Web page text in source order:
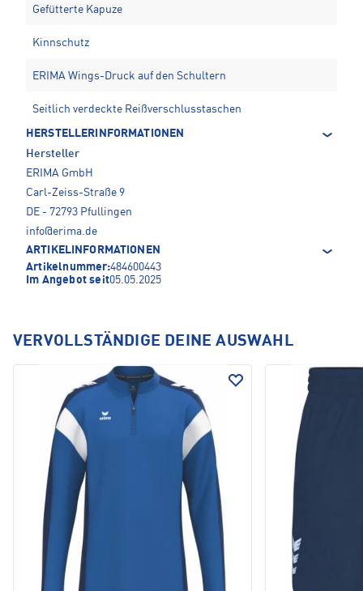
Gefütterte Kapuze
Kinnschutz
ERIMA Wings-Druck auf den Schultern
Seitlich verdeckte Reißverschlusstaschen
HERSTELLERINFORMATIONEN
Hersteller
ERIMA GmbH
Carl-Zeiss-Straße 9
DE - 72793 Pfullingen
info@erima.de
ARTIKELINFORMATIONEN
Artikelnummer:484600443
Im Angebot seit05.05.2025
VERVOLLSTÄNDIGE DEINE AUSWAHL